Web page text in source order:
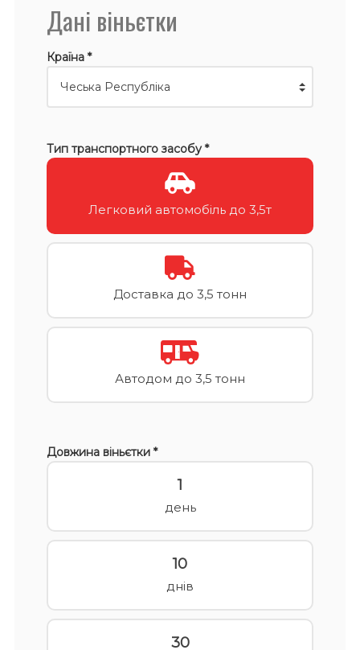
Дані віньєтки
Країна *
Тип транспортного засобу *
Легковий автомобіль до 3,5т
Доставка до 3,5 тонн
Автодом до 3,5 тонн
Довжина віньєтки *
1
день
10
днів
30